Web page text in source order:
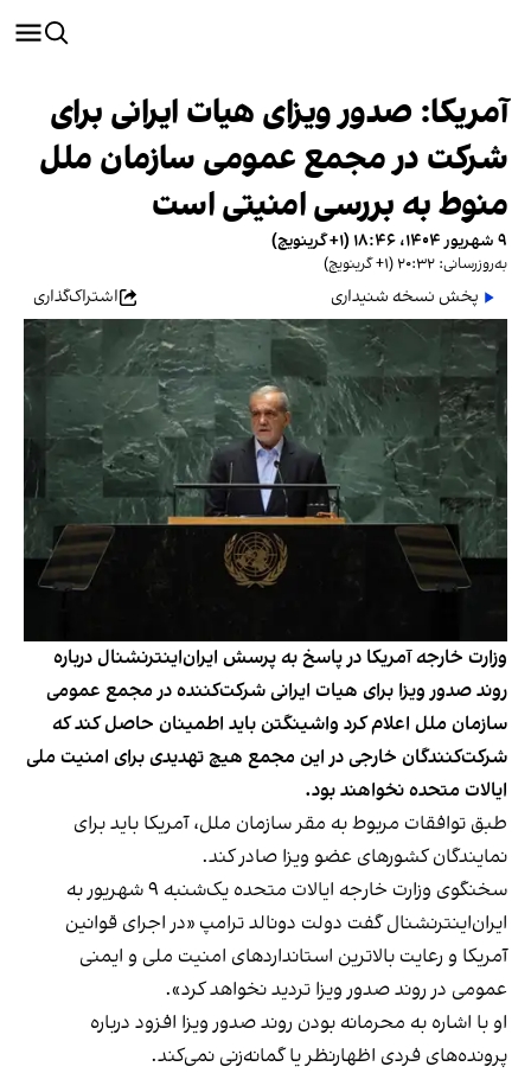
آمریکا: صدور ویزای هیات ایرانی برای
شرکت در مجمع عمومی سازمان ملل
منوط به بررسی امنیتی است
۹ شهریور ۱۴۰۴، ۱۸:۴۶ (‎+۱ گرینویچ)
به‌روزرسانی: ۲۰:۳۲ (‎+۱ گرینویچ)
پخش نسخه شنیداری اشتراک‌گذاری
وزارت خارجه آمریکا در پاسخ به پرسش ایران‌اینترنشنال درباره
روند صدور ویزا برای هیات ایرانی شرکت‌کننده در مجمع عمومی
سازمان ملل اعلام کرد واشینگتن باید اطمینان حاصل کند که
شرکت‌کنندگان خارجی در این مجمع هیچ تهدیدی برای امنیت ملی
ایالات متحده نخواهند بود.
طبق توافقات مربوط به مقر سازمان ملل، آمریکا باید برای
نمایندگان کشورهای عضو ویزا صادر کند.
سخنگوی وزارت خارجه ایالات متحده یک‌شنبه ۹ شهریور به
ایران‌اینترنشنال گفت دولت دونالد ترامپ «در اجرای قوانین
آمریکا و رعایت بالاترین استانداردهای امنیت ملی و ایمنی
عمومی در روند صدور ویزا تردید نخواهد کرد».
او با اشاره به محرمانه بودن روند صدور ویزا افزود درباره
پرونده‌های فردی اظهارنظر یا گمانه‌زنی نمی‌کند.